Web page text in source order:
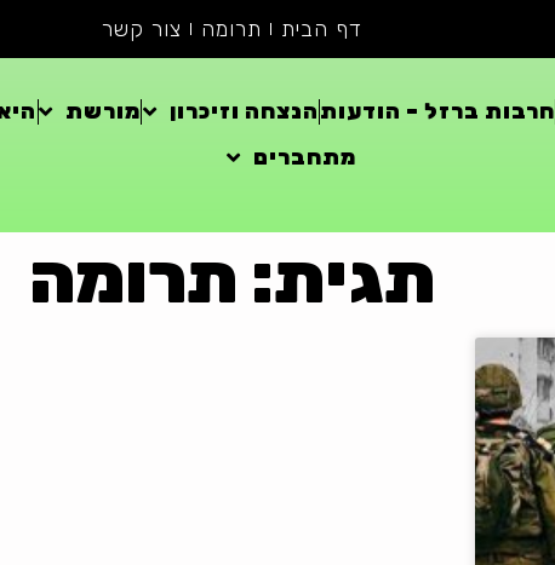
דף הבית תרומה צור קשר
חרבות ברזל – הודעותהנצחה וזיכרון מורשת
מתחברים
תגית: תרומה